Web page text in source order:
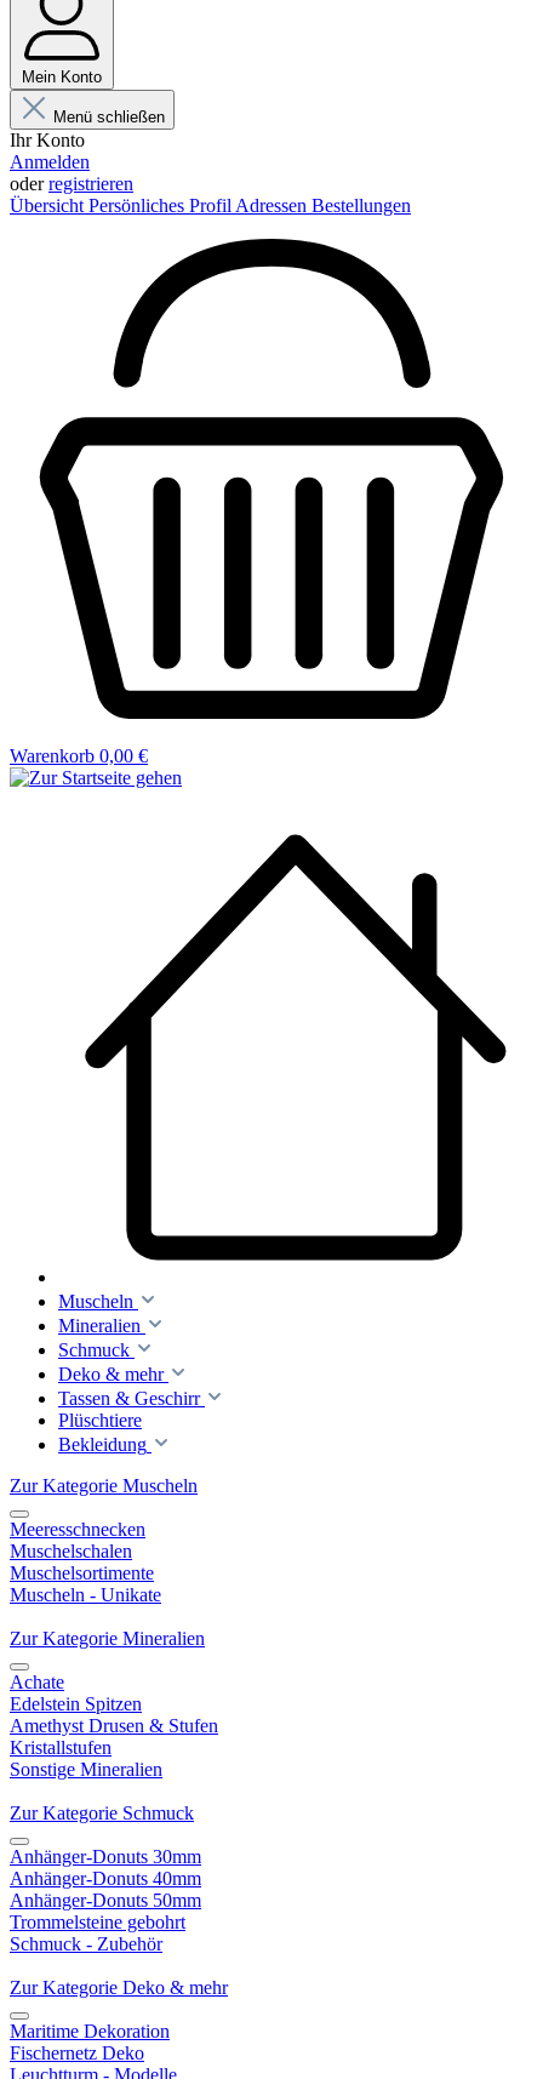
Mein Konto
Menü schließen
Ihr Konto
Anmelden
oderregistrieren
Übersicht Persönliches Profil Adressen Bestellungen
Warenkorb 0,00 €
Muscheln
Mineralien
Schmuck
Deko & mehr
Tassen & Geschirr
Plüschtiere
Bekleidung
Zur Kategorie Muscheln
Meeresschnecken
Muschelschalen
Muschelsortimente
Muscheln - Unikate
Zur Kategorie Mineralien
Achate
Edelstein Spitzen
Amethyst Drusen & Stufen
Kristallstufen
Sonstige Mineralien
Zur Kategorie Schmuck
Anhänger-Donuts 30mm
Anhänger-Donuts 40mm
Anhänger-Donuts 50mm
Trommelsteine gebohrt
Schmuck - Zubehör
Zur Kategorie Deko & mehr
Maritime Dekoration
Fischernetz Deko
Leuchtturm - Modelle